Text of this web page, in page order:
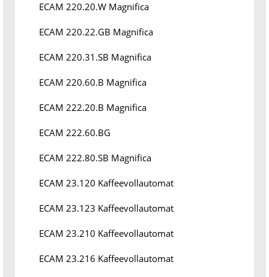
ECAM 220.20.W Magnifica
ECAM 220.22.GB Magnifica
ECAM 220.31.SB Magnifica
ECAM 220.60.B Magnifica
ECAM 222.20.B Magnifica
ECAM 222.60.BG
ECAM 222.80.SB Magnifica
ECAM 23.120 Kaffeevollautomat
ECAM 23.123 Kaffeevollautomat
ECAM 23.210 Kaffeevollautomat
ECAM 23.216 Kaffeevollautomat